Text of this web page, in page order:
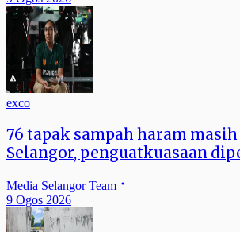
exco
76 tapak sampah haram
Selangor, penguatkuasaan
Media Selangor Team
9 Ogos 2026